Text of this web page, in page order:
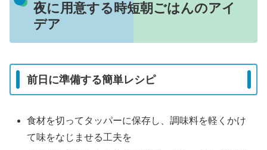
夜に用意する時短朝ごはんのアイ
デア
前日に準備する簡単レシピ
食材を切ってタッパーに保存し、調味料を軽くかけ
て味をなじませる工夫を